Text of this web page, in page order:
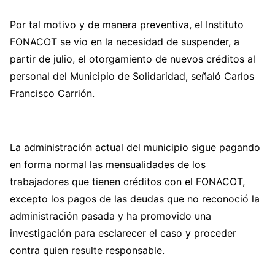
Por tal motivo y de manera preventiva, el Instituto
FONACOT se vio en la necesidad de suspender, a
partir de julio, el otorgamiento de nuevos créditos al
personal del Municipio de Solidaridad, señaló Carlos
Francisco Carrión.
La administración actual del municipio sigue pagando
en forma normal las mensualidades de los
trabajadores que tienen créditos con el FONACOT,
excepto los pagos de las deudas que no reconoció la
administración pasada y ha promovido una
investigación para esclarecer el caso y proceder
contra quien resulte responsable.